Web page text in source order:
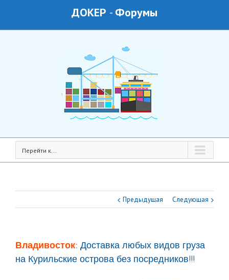
ДОКЕР - Форумы
Перейти к...
Предыдущая Следующая
Владивосток: Доставка любых видов груза
на Курильские острова без посредников!!!